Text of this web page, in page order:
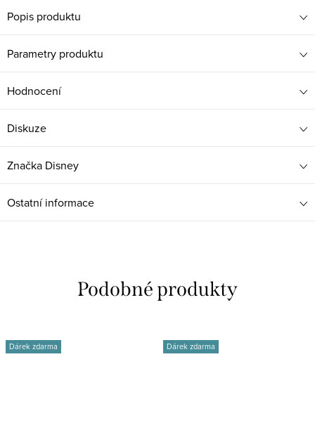
Popis produktu
Parametry produktu
Hodnocení
Diskuze
Značka Disney
Ostatní informace
Dárek zdarma Dárek zdarma